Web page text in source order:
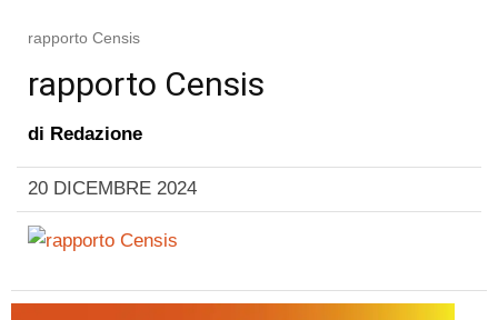
rapporto Censis
rapporto Censis
di Redazione
20 DICEMBRE 2024